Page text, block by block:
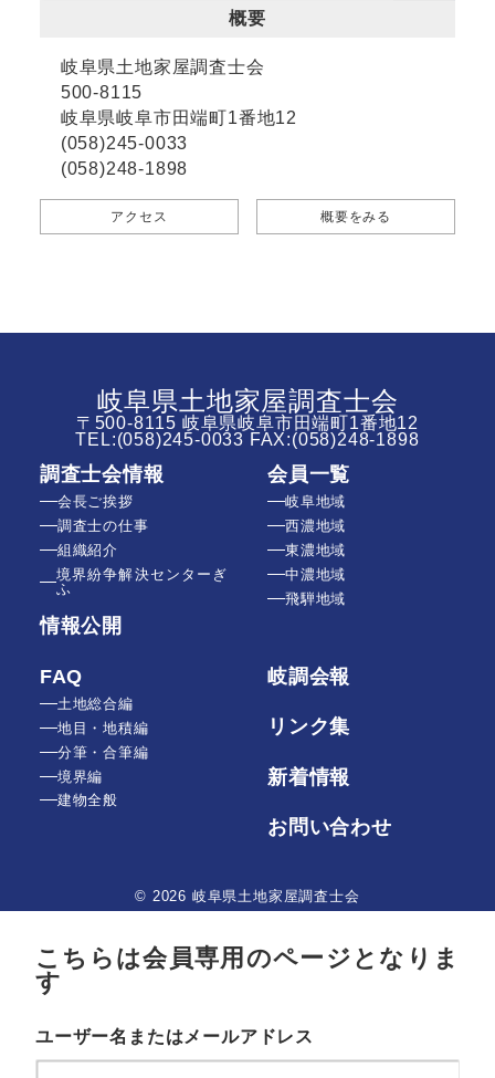
概要
岐阜県土地家屋調査士会
500-8115
岐阜県岐阜市田端町1番地12
(058)245-0033
(058)248-1898
アクセス 概要をみる
岐阜県土地家屋調査士会
〒500-8115 岐阜県岐阜市田端町1番地12
TEL:(058)245-0033 FAX:(058)248-1898
調査士会情報
会長ご挨拶
調査士の仕事
組織紹介
境界紛争解決センターぎ
ふ
情報公開
FAQ
土地総合編
地目・地積編
分筆・合筆編
境界編
建物全般
会員一覧
岐阜地域
西濃地域
東濃地域
中濃地域
飛騨地域
岐調会報
リンク集
新着情報
お問い合わせ
© 2026 岐阜県土地家屋調査士会
こちらは会員専用のページとなりま
す
ユーザー名またはメールアドレス